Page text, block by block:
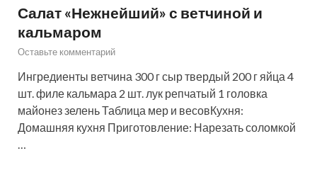
Салат «Нежнейший» с ветчиной и
кальмаром
Оставьте комментарий
Ингредиенты ветчина 300 г сыр твердый 200 г яйца 4
шт. филе кальмара 2 шт. лук репчатый 1 головка
майонез зелень Таблица мер и весовКухня:
Домашняя кухня Приготовление: Нарезать соломкой
…